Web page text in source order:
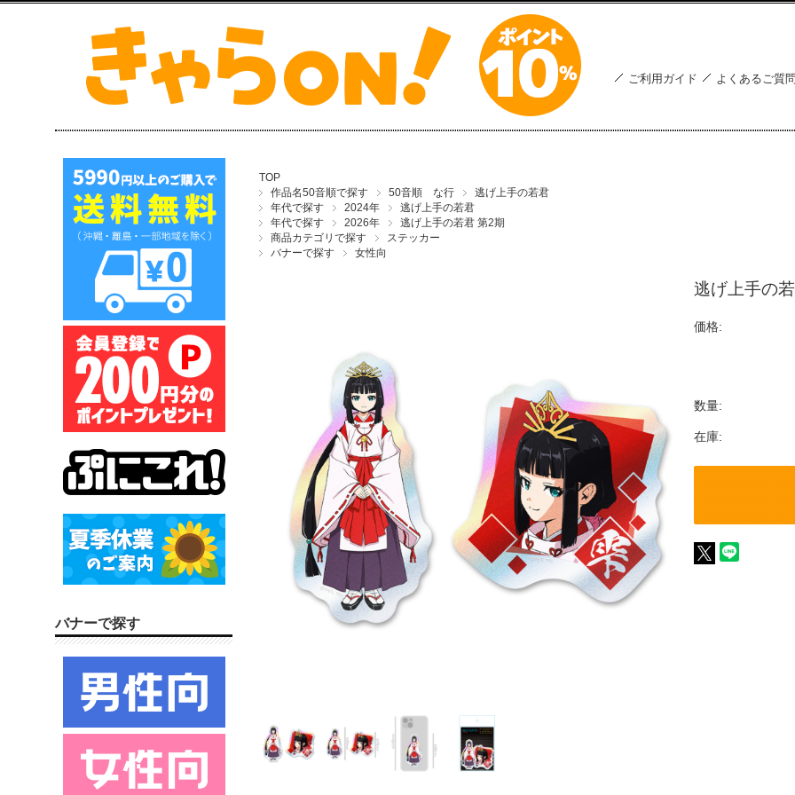
ご利用ガイド よくあるご質
TOP
作品名50音順で探す
50音順 な行
逃げ上手の若君
年代で探す
2024年
逃げ上手の若君
年代で探す
2026年
逃げ上手の若君 第2期
商品カテゴリで探す
ステッカー
バナーで探す
女性向
逃げ上手の
価格:
数量:
在庫:
バナーで探す